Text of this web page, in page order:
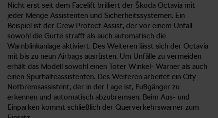
Nicht erst seit dem Facelift brilliert der Škoda Octavia mit
jeder Menge Assistenten und Sicherheitssystemen. Ein
Beispiel ist der Crew Protect Assist, der vor einem Unfall
sowohl die Gurte strafft als auch automatisch die
Warnblinkanlage aktiviert. Des Weiteren lässt sich der Octavia
mit bis zu neun Airbags ausrüsten. Um Unfälle zu vermeiden
erhält das Modell sowohl einen Toter Winkel- Warner als auch
einen Spurhalteassistenten. Des Weiteren arbeitet ein City-
Notbremsassistent, der in der Lage ist, Fußgänger zu
erkennen und automatisch abzubremsen. Beim Aus- und
Einparken kommt schließlich der Querverkehrswarner zum